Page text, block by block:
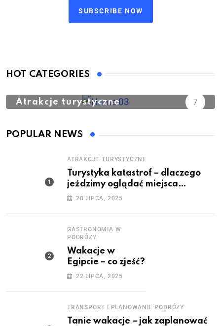
SUBSCRIBE NOW
HOT CATEGORIES
Atrakcje turystyczne 7
POPULAR NEWS
ATRAKCJE TURYSTYCZNE
Turystyka katastrof – dlaczego
jeździmy oglądać miejsca
tragedii
28 LIPCA, 2025
GASTRONOMIA W
PODRÓŻY
Wakacje w
Egipcie – co zjeść?
22 LIPCA, 2025
TRANSPORT I PLANOWANIE PODRÓŻY
Tanie wakacje – jak zaplanować